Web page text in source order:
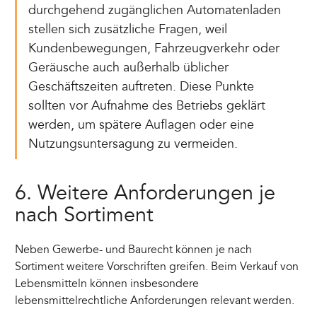
durchgehend zugänglichen Automatenladen
stellen sich zusätzliche Fragen, weil
Kundenbewegungen, Fahrzeugverkehr oder
Geräusche auch außerhalb üblicher
Geschäftszeiten auftreten. Diese Punkte
sollten vor Aufnahme des Betriebs geklärt
werden, um spätere Auflagen oder eine
Nutzungsuntersagung zu vermeiden.
6. Weitere Anforderungen je
nach Sortiment
Neben Gewerbe- und Baurecht können je nach
Sortiment weitere Vorschriften greifen. Beim Verkauf von
Lebensmitteln können insbesondere
lebensmittelrechtliche Anforderungen relevant werden.